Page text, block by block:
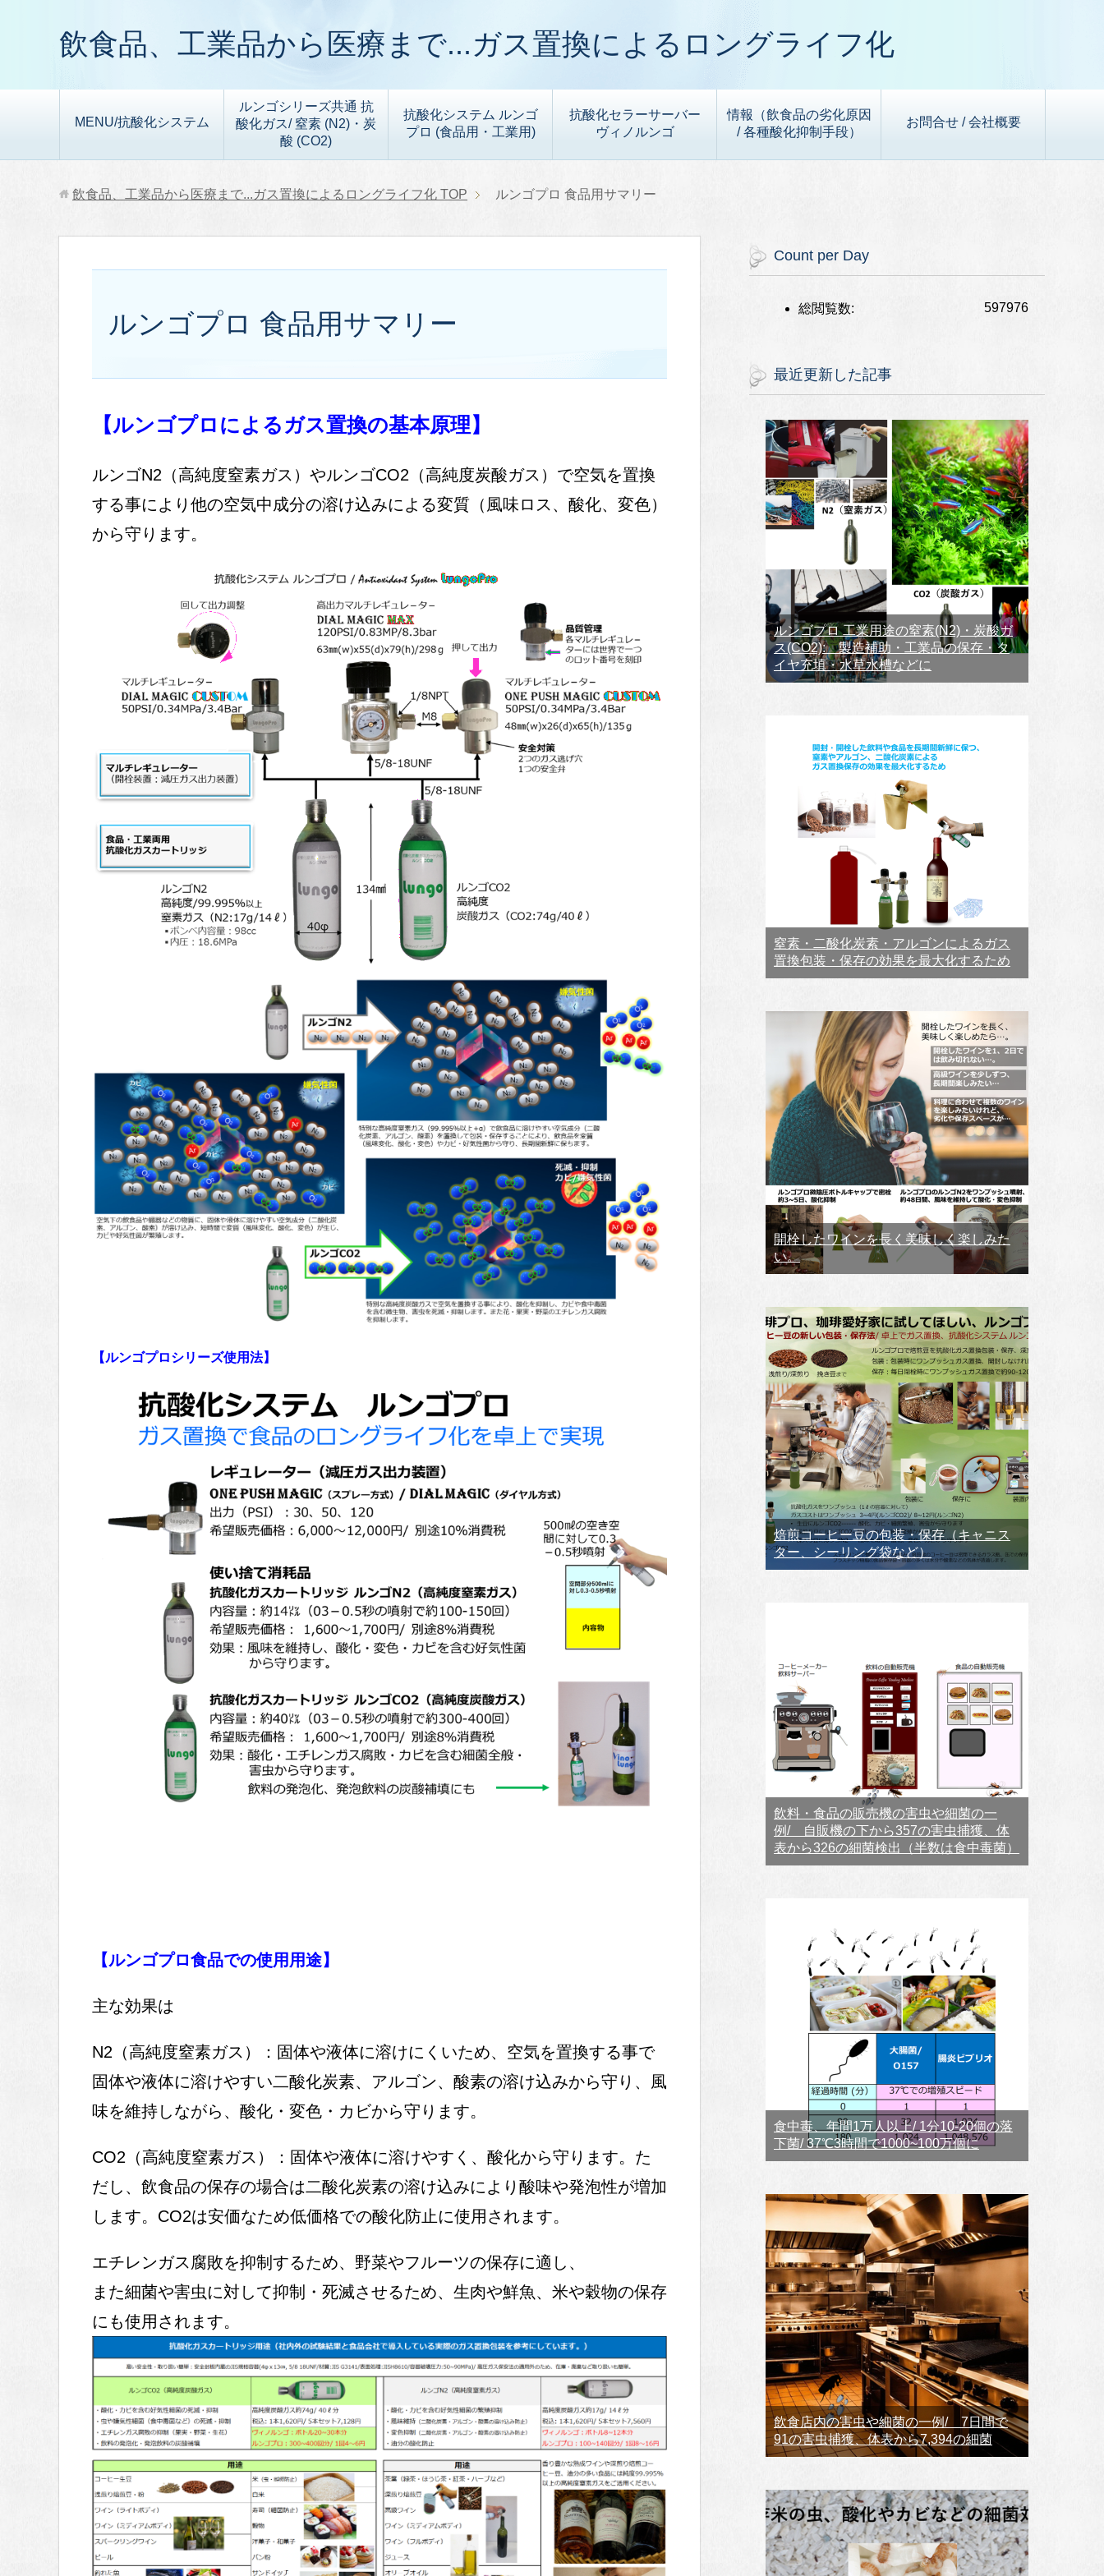
飲食品、工業品から医療まで...ガス置換によるロングライフ化
MENU/抗酸化システム
ルンゴシリーズ共通 抗
酸化ガス/ 窒素 (N2)・炭
酸 (CO2)
抗酸化システム ルンゴ
プロ (食品用・工業用)
抗酸化セラーサーバー
ヴィノルンゴ
情報（飲食品の劣化原因
/ 各種酸化抑制手段）
お問合せ / 会社概要
飲食品、工業品から医療まで...ガス置換によるロングライフ化 TOP ルンゴプロ 食品用サマリー
ルンゴプロ 食品用サマリー
【ルンゴプロによるガス置換の基本原理】
ルンゴN2（高純度窒素ガス）やルンゴCO2（高純度炭酸ガス）で空気を置換
する事により他の空気中成分の溶け込みによる変質（風味ロス、酸化、変色）
から守ります。
【ルンゴプロシリーズ使用法】
【ルンゴプロ食品での使用用途】
主な効果は
N2（高純度窒素ガス）：固体や液体に溶けにくいため、空気を置換する事で
固体や液体に溶けやすい二酸化炭素、アルゴン、酸素の溶け込みから守り、風
味を維持しながら、酸化・変色・カビから守ります。
CO2（高純度窒素ガス）：固体や液体に溶けやすく、酸化から守ります。た
だし、飲食品の保存の場合は二酸化炭素の溶け込みにより酸味や発泡性が増加
します。CO2は安価なため低価格での酸化防止に使用されます。
エチレンガス腐敗を抑制するため、野菜やフルーツの保存に適し、
また細菌や害虫に対して抑制・死滅させるため、生肉や鮮魚、米や穀物の保存
にも使用されます。
Count per Day
597976
総閲覧数:
最近更新した記事
ルンゴプロ 工業用途の窒素(N2)・炭酸ガ
ス(CO2): 製造補助・工業品の保存・タ
イヤ充填・水草水槽などに
窒素・二酸化炭素・アルゴンによるガス
置換包装・保存の効果を最大化するため
開栓したワインを長く美味しく楽しみた
い。
焙煎コーヒー豆の包装・保存（キャニス
ター、シーリング袋など）
飲料・食品の販売機の害虫や細菌の一
例/ 自販機の下から357の害虫捕獲、体
表から326の細菌検出（半数は食中毒菌）
食中毒、年間1万人以上/ 1分10-20個の落
下菌/ 37℃3時間で1000~100万個に
飲食店内の害虫や細菌の一例/ 7日間で
91の害虫捕獲、体表から7,394の細菌